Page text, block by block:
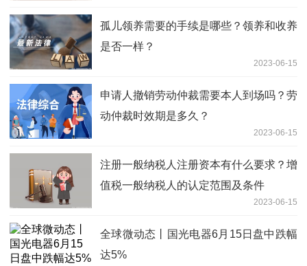
孤儿领养需要的手续是哪些？领养和收养
是否一样？
2023-06-15
申请人撤销劳动仲裁需要本人到场吗？劳
动仲裁时效期是多久？
2023-06-15
注册一般纳税人注册资本有什么要求？增
值税一般纳税人的认定范围及条件
2023-06-15
全球微动态丨国光电器6月15日盘中跌幅
达5%